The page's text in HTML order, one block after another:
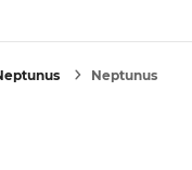
Neptunus